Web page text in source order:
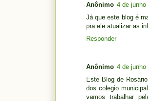
Anônimo 4 de junho
Já que este blog é
pra ele atualizar as
Responder
Anônimo 4 de junho
Este Blog de
dos colegio
vamos trabalhar